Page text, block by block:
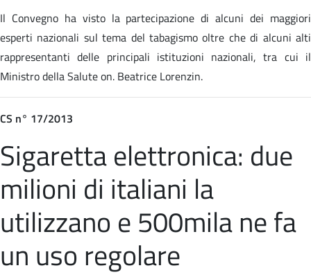
Il Convegno ha visto la partecipazione di alcuni dei maggiori
esperti nazionali sul tema del tabagismo oltre che di alcuni alti
rappresentanti delle principali istituzioni nazionali, tra cui il
Ministro della Salute on. Beatrice Lorenzin.
CS n° 17/2013
Sigaretta elettronica: due
milioni di italiani la
utilizzano e 500mila ne fa
un uso regolare